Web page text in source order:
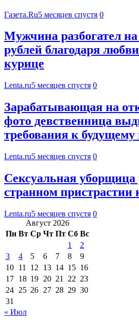
Газета.Ru5 месяцев спустя 0
Мужчина разбогател
рублей благодаря
курице
Lenta.ru5 месяцев спустя 0
Зарабатывающая на
фото девственница
требования к
Lenta.ru5 месяцев спустя 0
Сексуальная уборщица
странном пристрастии
Lenta.ru5 месяцев спустя 0
Август 2026
Пн Вт Ср Чт Пт Сб Вс
1
2
3
4 5 6 7 8
9
10 11 12 13 14 15 16
17 18 19 20 21 22 23
24 25 26 27 28 29 30
31
« Июл